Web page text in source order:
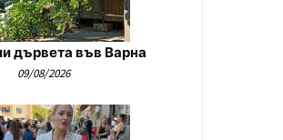
дървета във Варна
09/08/2026